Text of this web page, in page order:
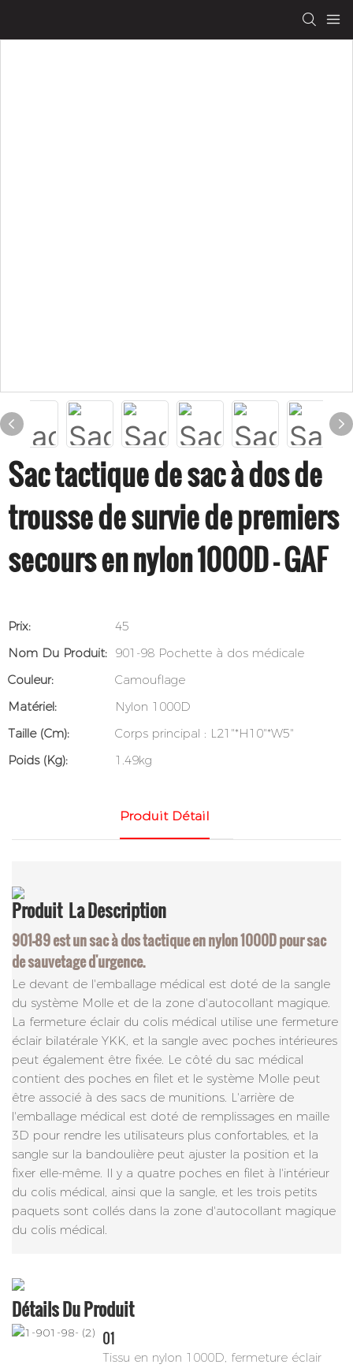
Sac tactique de sac à dos de
trousse de survie de premiers
secours en nylon 1000D - GAF
Prix:
45
Nom Du Produit: 901-98 Pochette à dos médicale
Couleur:
Camouflage
Matériel:
Nylon 1000D
Taille (cm):
Corps principal : L21"*H10"*W5"
Poids (kg):
1.49kg
Produit Détail
Produit La Description
901-89 est un sac à dos tactique en nylon 1000D pour sac
de sauvetage d'urgence.
Le devant de l'emballage médical est doté de la sangle
du système Molle et de la zone d'autocollant magique.
La fermeture éclair du colis médical utilise une fermeture
éclair bilatérale YKK, et la sangle avec poches intérieures
peut également être fixée. Le côté du sac médical
contient des poches en filet et le système Molle peut
être associé à des sacs de munitions. L'arrière de
l'emballage médical est doté de remplissages en maille
3D pour rendre les utilisateurs plus confortables, et la
sangle sur la bandoulière peut ajuster la position et la
fixer elle-même. Il y a quatre poches en filet à l'intérieur
du colis médical, ainsi que la sangle, et les trois petits
paquets sont collés dans la zone d'autocollant magique
du colis médical.
Détails Du Produit
01
Tissu en nylon 1000D, fermeture éclair